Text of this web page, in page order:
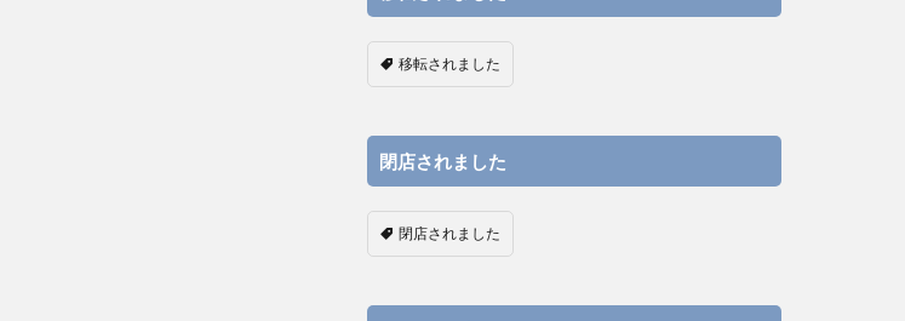
移転されました
閉店されました
閉店されました